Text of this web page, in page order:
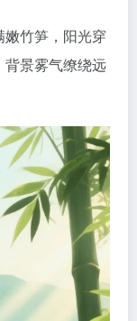
竹笋，阳光穿
景雾气缭绕远